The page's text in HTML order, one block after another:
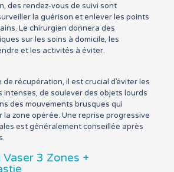
des rendez-vous de suivi sont
la guérison et enlever les points
Le chirurgien donnera des
sur les soins à domicile, les
et les activités à éviter.
récupération, il est crucial d’éviter les
intenses, de soulever des objets lourds
des mouvements brusques qui
zone opérée. Une reprise progressive
est généralement conseillée après
3 Zones +